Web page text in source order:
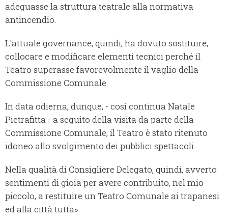
adeguasse la struttura teatrale alla normativa
antincendio.
L'attuale governance, quindi, ha dovuto sostituire,
collocare e modificare elementi tecnici perché il
Teatro superasse favorevolmente il vaglio della
Commissione Comunale.
In data odierna, dunque, - così continua Natale
Pietrafitta - a seguito della visita da parte della
Commissione Comunale, il Teatro è stato ritenuto
idoneo allo svolgimento dei pubblici spettacoli.
Nella qualità di Consigliere Delegato, quindi, avverto
sentimenti di gioia per avere contribuito, nel mio
piccolo, a restituire un Teatro Comunale ai trapanesi
ed alla città tutta».